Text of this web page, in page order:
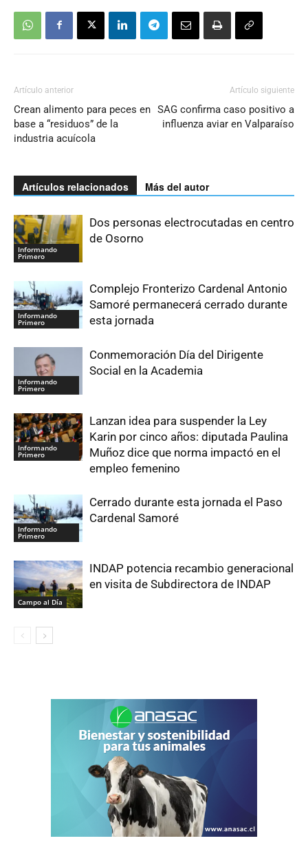
Artículo anterior
Crean alimento para peces en
base a “residuos” de la
industria acuícola
Artículo siguiente
SAG confirma caso positivo a
influenza aviar en Valparaíso
Artículos relacionados Más del autor
Informando
Primero
Dos personas electrocutadas en centro
de Osorno
Informando
Primero
Complejo Fronterizo Cardenal Antonio
Samoré permanecerá cerrado durante
esta jornada
Informando
Primero
Conmemoración Día del Dirigente
Social en la Academia
Informando
Primero
Lanzan idea para suspender la Ley
Karin por cinco años: diputada Paulina
Muñoz dice que norma impactó en el
empleo femenino
Informando
Primero
Cerrado durante esta jornada el Paso
Cardenal Samoré
Campo al Día
INDAP potencia recambio generacional
en visita de Subdirectora de INDAP